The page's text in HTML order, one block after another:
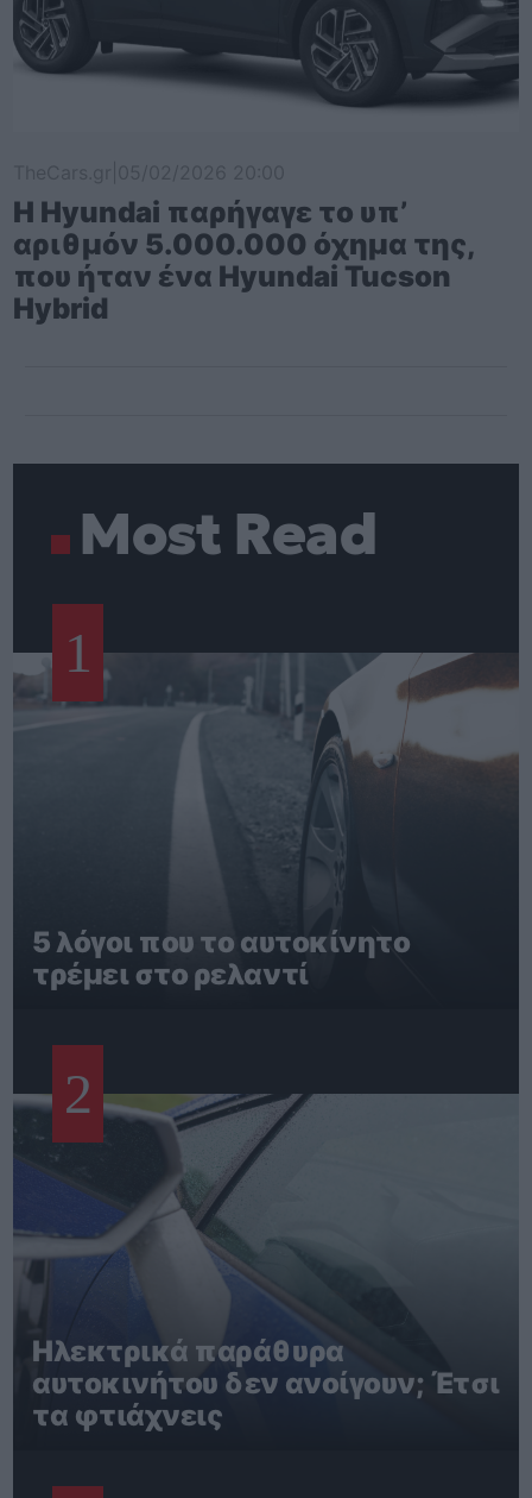
Η Hyundai παρήγαγε το υπ’
αριθμόν 5.000.000 όχημα της,
που ήταν ένα Hyundai Tucson
Hybrid
Most Read
1
5 λόγοι που το αυτοκίνητο
τρέμει στο ρελαντί
2
Ηλεκτρικά παράθυρα
αυτοκινήτου δεν ανοίγουν; Έτσι
τα φτιάχνεις